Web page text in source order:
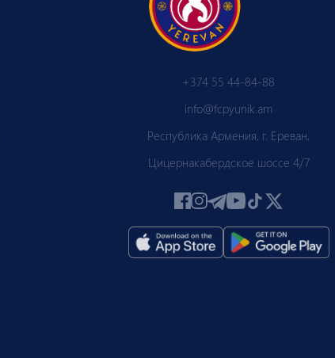
+374 55 44-84-88
info@fcpyunik.am
Республика Армения, г. Ереван,
Цицернакабердское шоссе 4/7